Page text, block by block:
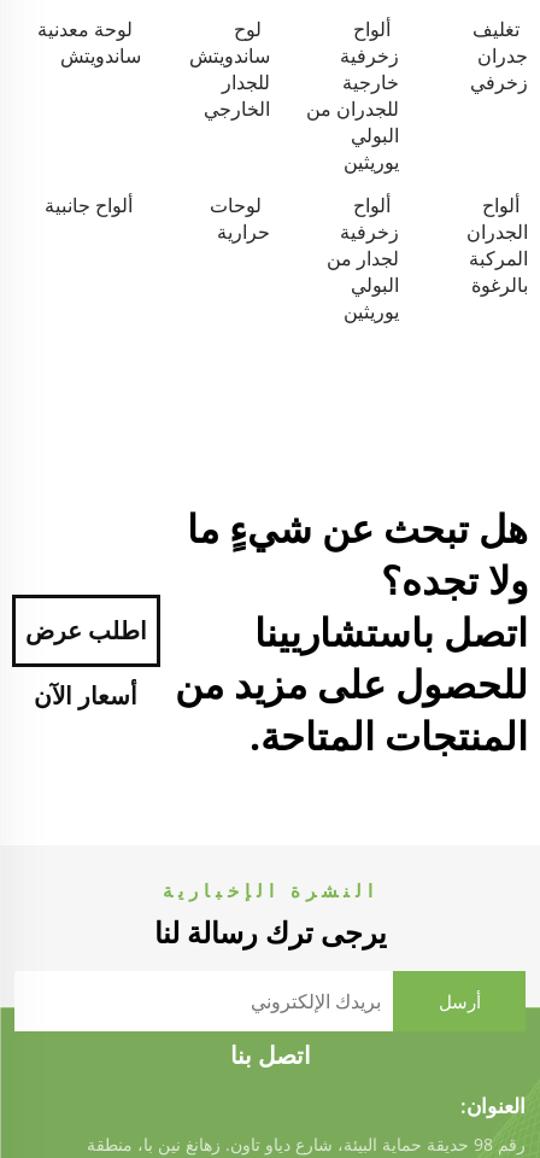
تغليف
جدران
زخرفي
ألواح
زخرفية
خارجية
للجدران من
البولي
يوريثين
لوح
ساندويتش
للجدار
الخارجي
لوحة معدنية
ساندويتش
ألواح
الجدران
المركبة
بالرغوة
ألواح
زخرفية
لجدار من
البولي
يوريثين
لوحات
حرارية
ألواح جانبية
هل تبحث عن شيءٍ ما
ولا تجده؟
اتصل باستشاريينا
للحصول على مزيد من
المنتجات المتاحة.
اطلب عرض
أسعار الآن
النشرة الإخبارية
يرجى ترك رسالة لنا
اتصل بنا
العنوان:
رقم 98 حديقة حماية البيئة، شارع دياو تاون. زهانغ نين با، منطقة